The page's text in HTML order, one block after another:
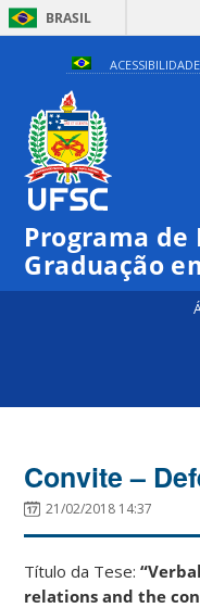
BRASIL
ACESSIBILIDADE
Programa de
Graduação
Convite –
21/02/2018 14:37
Título da Tese:
relations and the